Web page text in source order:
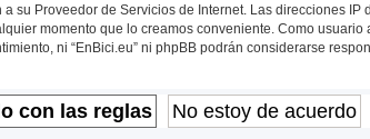
Proveedor de Servicios de Internet. Las direcciones
momento que lo creamos conveniente. Como
ni “EnBici.eu” ni phpBB podrán considerarse